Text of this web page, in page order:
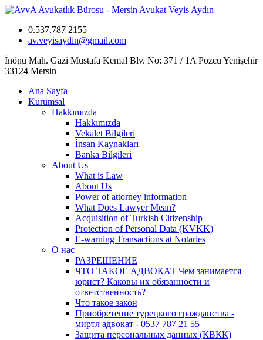
0.537.787 2155
av.veyisaydin@gmail.com
İnönü Mah. Gazi Mustafa Kemal Blv. No: 371 / 1A Pozcu Yenişehir
33124 Mersin
Ana Sayfa
Kurumsal
Hakkımızda
Hakkımızda
Vekalet Bilgileri
İnsan Kaynakları
Banka Bilgileri
About Us
What is Law
About Us
Power of attorney information
What Does Lawyer Mean?
Acquisition of Turkish Citizenship
Protection of Personal Data (KVKK)
E-warning Transactions at Notaries
О нас
РАЗРЕШЕНИЕ
ЧТО ТАКОЕ АДВОКАТ Чем занимается
юрист? Каковы их обязанности и
ответственность?
Что такое закон
Приобретение турецкого гражданства -
миртл адвокат - 0537 787 21 55
Защита персональных данных (КВКК)